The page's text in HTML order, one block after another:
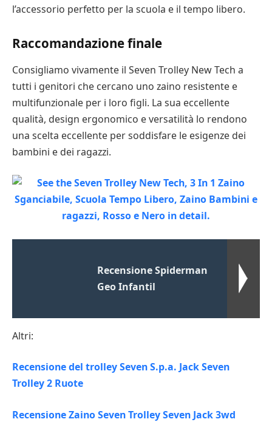
l’accessorio perfetto per la scuola e il tempo libero.
Raccomandazione finale
Consigliamo vivamente il Seven Trolley New Tech a
tutti i genitori che cercano uno zaino resistente e
multifunzionale per i loro figli. La sua eccellente
qualità, design ergonomico e versatilità lo rendono
una scelta eccellente per soddisfare le esigenze dei
bambini e dei ragazzi.
Recensione Spiderman
Geo Infantil
Altri:
Recensione del trolley Seven S.p.a. Jack Seven
Trolley 2 Ruote
Recensione Zaino Seven Trolley Seven Jack 3wd